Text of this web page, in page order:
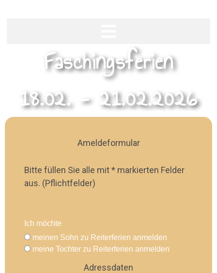
Faschingsferien
18.02. - 21.02.2026
Ameldeformular
Bitte füllen Sie alle mit * markierten Felder
aus. (Pflichtfelder)
Ich möchte
meinen Sohn zu Reiterferien anmelden
meine Tochter zu Reiterferien anmelden
Adressdaten